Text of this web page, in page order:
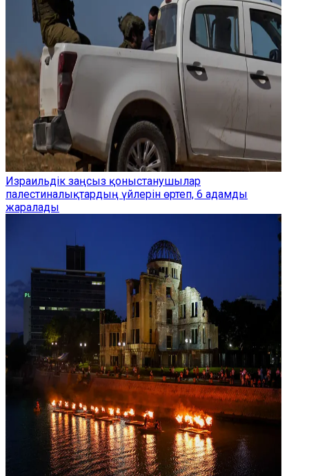
Израильдік заңсыз қоныстанушылар
палестиналықтардың үйлерін өртеп, 6 адамды
жаралады